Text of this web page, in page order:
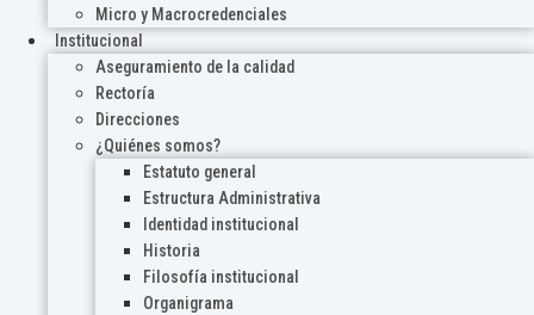
Micro y Macrocredenciales
Institucional
Aseguramiento de la calidad
Rectoría
Direcciones
¿Quiénes somos?
Estatuto general
Estructura Administrativa
Identidad institucional
Historia
Filosofía institucional
Organigrama